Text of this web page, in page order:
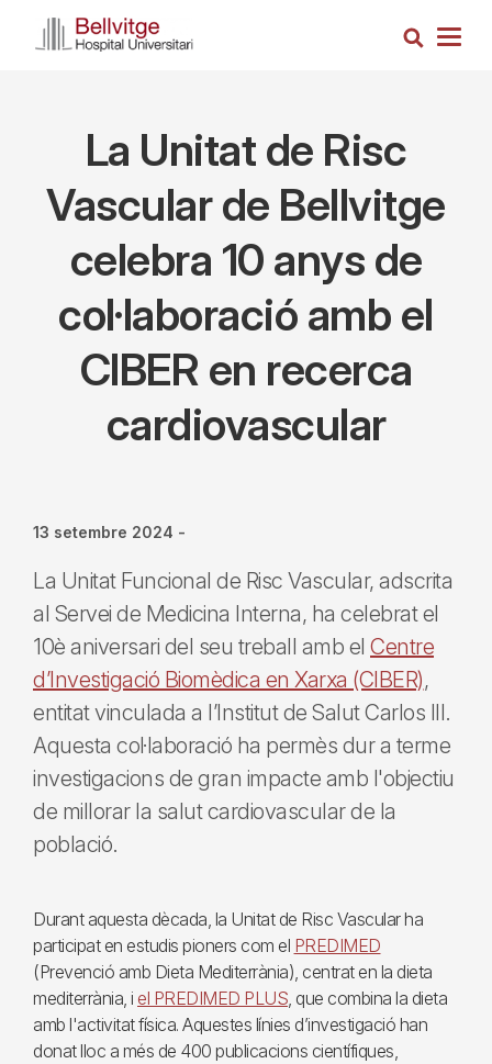
Cerca
La Unitat de Risc
Vascular de Bellvitge
celebra 10 anys de
col·laboració amb el
CIBER en recerca
cardiovascular
13 setembre 2024 -
La Unitat Funcional de Risc Vascular, adscrita
al Servei de Medicina Interna, ha celebrat el
10è aniversari del seu treball amb el Centre
d’Investigació Biomèdica en Xarxa (CIBER),
entitat vinculada a l’Institut de Salut Carlos III.
Aquesta col·laboració ha permès dur a terme
investigacions de gran impacte amb l'objectiu
de millorar la salut cardiovascular de la
població.
Durant aquesta dècada, la Unitat de Risc Vascular ha
participat en estudis pioners com el PREDIMED
(Prevenció amb Dieta Mediterrània), centrat en la dieta
mediterrània, i el PREDIMED PLUS, que combina la dieta
amb l'activitat física. Aquestes línies d’investigació han
donat lloc a més de 400 publicacions científiques,